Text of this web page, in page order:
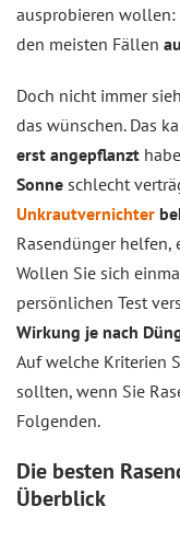
ausprobieren wollen:
den meisten Fällen
Doch nicht immer
das wünschen. Das
erst angepflanzt
Sonne schlecht
Unkrautvernichter
Rasendünger helfen,
Wollen Sie sich
persönlichen Test
Wirkung je nach
Auf welche Kriterien
sollten, wenn Sie
Folgenden.
Die besten
Überblick